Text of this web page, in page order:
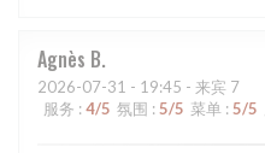
Agnès B
2026-07-31 - 19:45 - 来宾 7
服务 : 4/5 氛围 : 5/5 菜单 : 5/5